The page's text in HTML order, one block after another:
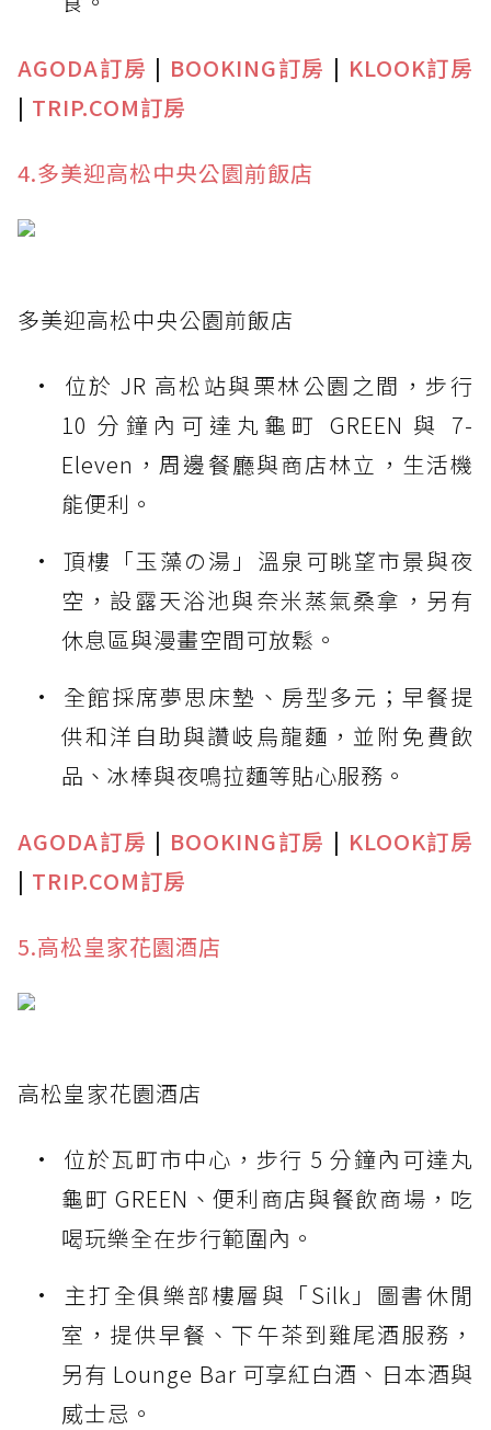
AGODA訂房 | BOOKING訂房 | KLOOK訂房
| TRIP.COM訂房
4.多美迎高松中央公園前飯店
多美迎高松中央公園前飯店
位於 JR 高松站與栗林公園之間，步行
10 分鐘內可達丸龜町 GREEN 與 7-
Eleven，周邊餐廳與商店林立，生活機
能便利。
頂樓「玉藻の湯」溫泉可眺望市景與夜
空，設露天浴池與奈米蒸氣桑拿，另有
休息區與漫畫空間可放鬆。
全館採席夢思床墊、房型多元；早餐提
供和洋自助與讚岐烏龍麵，並附免費飲
品、冰棒與夜鳴拉麵等貼心服務。
AGODA訂房 | BOOKING訂房 | KLOOK訂房
| TRIP.COM訂房
5.高松皇家花園酒店
高松皇家花園酒店
位於瓦町市中心，步行 5 分鐘內可達丸
龜町 GREEN、便利商店與餐飲商場，吃
喝玩樂全在步行範圍內。
主打全俱樂部樓層與「Silk」圖書休閒
室，提供早餐、下午茶到雞尾酒服務，
另有 Lounge Bar 可享紅白酒、日本酒與
威士忌。